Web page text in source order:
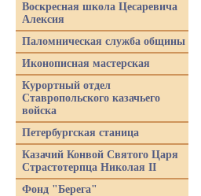
Воскресная школа Цесаревича
Алексия
Паломническая служба общины
Иконописная мастерская
Курортный отдел
Ставропольского казачьего
войска
Петербургская станица
Казачий Конвой Святого Царя
Страстотерпца Николая II
Фонд "Берега"